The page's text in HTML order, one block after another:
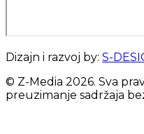
Dizajn i razvoj by: S-
© Z-Media 2026. Sva
preuzimanje sadržaja